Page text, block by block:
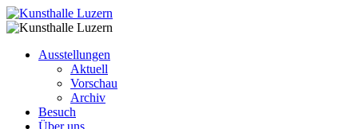
Ausstellungen
Aktuell
Vorschau
Archiv
Besuch
Über uns